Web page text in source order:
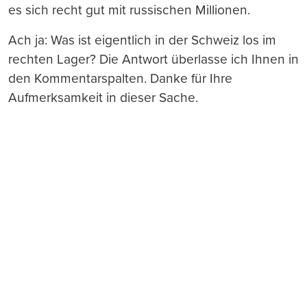
es sich recht gut mit russischen Millionen.
Ach ja: Was ist eigentlich in der Schweiz los im
rechten Lager? Die Antwort überlasse ich Ihnen in
den Kommentarspalten. Danke für Ihre
Aufmerksamkeit in dieser Sache.